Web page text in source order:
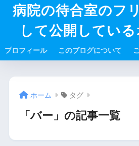
病院の待合室のフ
して公開してい
プロフィール このブログについて
ホーム タグ
「バー」の記事一覧